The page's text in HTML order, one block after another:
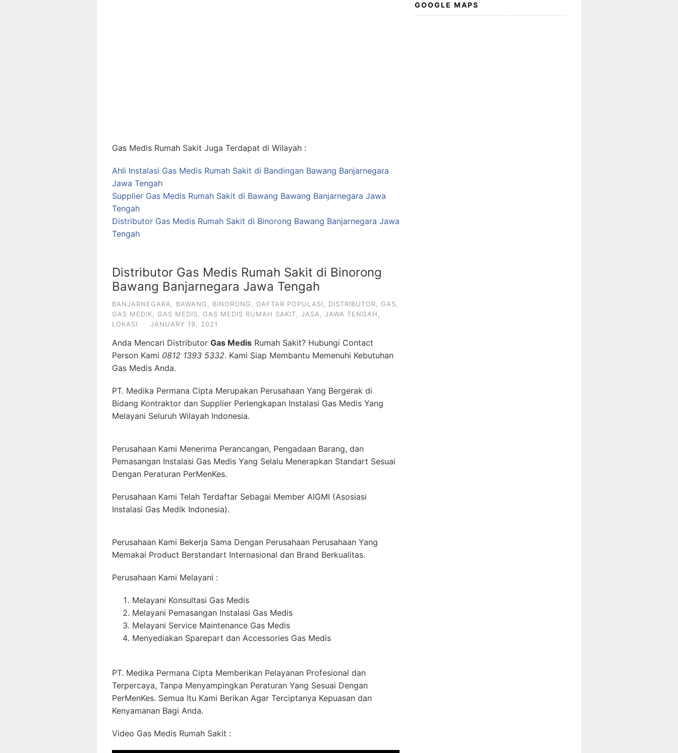
Gas Medis Rumah Sakit Juga Terdapat di Wilayah :
Ahli Instalasi Gas Medis Rumah Sakit di Bandingan Bawang Banjarnegara
Jawa Tengah
Supplier Gas Medis Rumah Sakit di Bawang Bawang Banjarnegara Jawa
Tengah
Distributor Gas Medis Rumah Sakit di Binorong Bawang Banjarnegara Jawa
Tengah
Distributor Gas Medis Rumah Sakit di Binorong
Bawang Banjarnegara Jawa Tengah
BANJARNEGARA BAWANG BINORONG DAFTAR POPULASI DISTRIBUTOR GAS
GAS MEDIK
GAS MEDIS GAS MEDIS RUMAH SAKIT JASA JAWA TENGAH
LOKASI
· JANUARY 19, 2021
Anda Mencari Distributor Gas Medis Rumah Sakit? Hubungi Contact
Person Kami 0812 1393 5332. Kami Siap Membantu Memenuhi Kebutuhan
Gas Medis Anda.
PT. Medika Permana Cipta Merupakan Perusahaan Yang Bergerak di
Bidang Kontraktor dan Supplier Perlengkapan Instalasi Gas Medis Yang
Melayani Seluruh Wilayah Indonesia.
Perusahaan Kami Menerima Perancangan, Pengadaan Barang, dan
Pemasangan Instalasi Gas Medis Yang Selalu Menerapkan Standart Sesuai
Dengan Peraturan PerMenKes.
Perusahaan Kami Telah Terdaftar Sebagai Member AIGMI (Asosiasi
Instalasi Gas Medik Indonesia).
Perusahaan Kami Bekerja Sama Dengan Perusahaan Perusahaan Yang
Memakai Product Berstandart Internasional dan Brand Berkualitas.
Perusahaan Kami Melayani :
Melayani Konsultasi Gas Medis
Melayani Pemasangan Instalasi Gas Medis
Melayani Service Maintenance Gas Medis
Menyediakan Sparepart dan Accessories Gas Medis
PT. Medika Permana Cipta Memberikan Pelayanan Profesional dan
Terpercaya, Tanpa Menyampingkan Peraturan Yang Sesuai Dengan
PerMenKes. Semua Itu Kami Berikan Agar Terciptanya Kepuasan dan
Kenyamanan Bagi Anda.
Video Gas Medis Rumah Sakit :
GOOGLE MAPS